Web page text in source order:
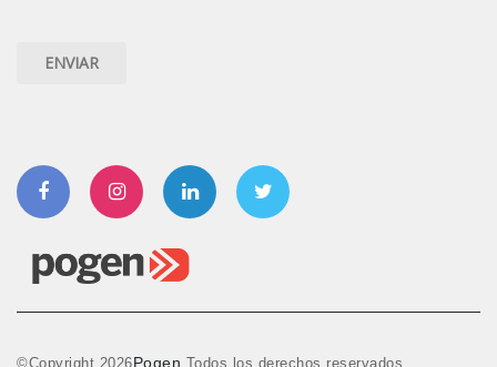
InstagramLinkedin
©Copyright 2026Pogen Todos los derechos reservados.